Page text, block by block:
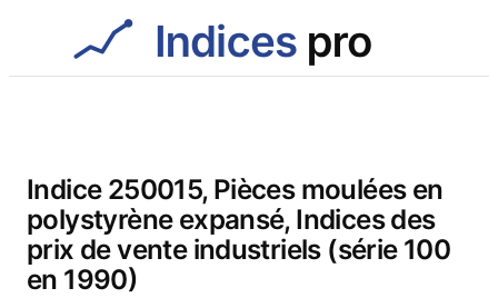
Indice 250015, Pièces moulées en
polystyrène expansé, Indices des
prix de vente industriels (série 100
en 1990)